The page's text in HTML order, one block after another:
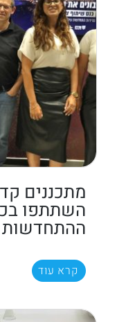
מתכננים
השתתפו
ההתחדשות
קרא עוד